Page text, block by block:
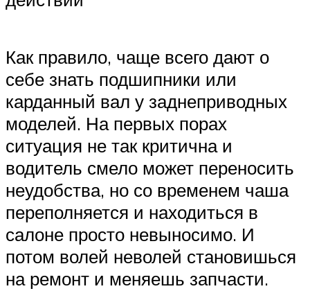
Как правило, чаще всего дают о
себе знать подшипники или
карданный вал у заднеприводных
моделей. На первых порах
ситуация не так критична и
водитель смело может переносить
неудобства, но со временем чаша
переполняется и находиться в
салоне просто невыносимо. И
потом волей неволей становишься
на ремонт и меняешь запчасти.